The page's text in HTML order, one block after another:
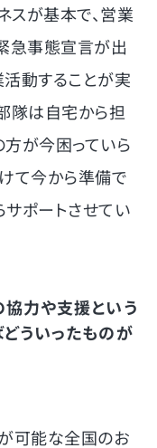
スが基本で、営業
急事態宣言が出
動することが実
隊は自宅から担
が今困っていら
て今から準備で
ポートさせてい
協力や支援という
ういったものが
可能な全国のお